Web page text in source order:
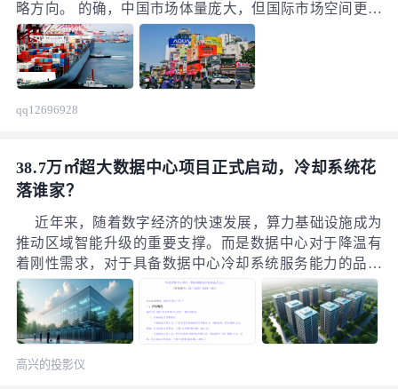
略方向。 的确，中国市场体量庞大，但国际市场空间更为
广阔。然而，欧美等传统出口市场技术壁垒高、本地化要
求严苛，加之贸易摩擦的不确定性，使得许多企业将目光
转向更具潜力的东南亚、拉美、中东等市场。
qq12696928
38.7万㎡超大数据中心项目正式启动，冷却系统花
落谁家？
近年来，随着数字经济的快速发展，算力基础设施成为
推动区域智能升级的重要支撑。而是数据中心对于降温有
着刚性需求，对于具备数据中心冷却系统服务能力的品牌
将是难得的机遇 。华北智算中心作为京津冀地区重点打造
的算力枢纽项目，将建设10栋智算中心，目前项目已经正
式启动，一期咨询服务招标结果已正式公示，对于关注数
据中心细分市场的品牌而言，一波机遇即将来临。
高兴的投影仪